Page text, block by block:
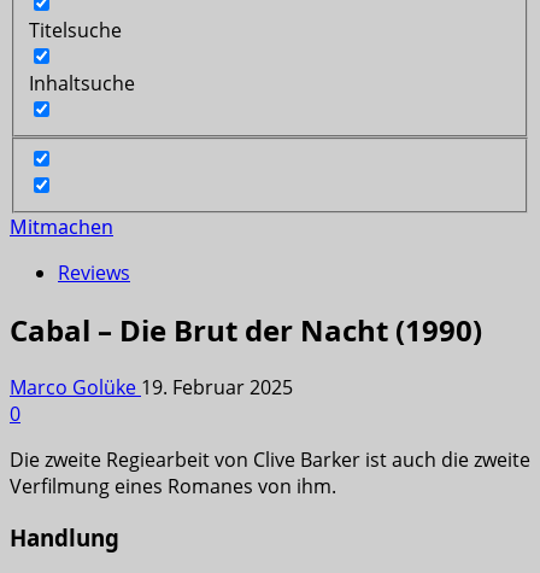
Titelsuche
Inhaltsuche
Mitmachen
Reviews
Cabal – Die Brut der Nacht (1990)
Marco Golüke 19. Februar 2025
0
Die zweite Regiearbeit von Clive Barker ist auch die zweite
Verfilmung eines Romanes von ihm.
Handlung